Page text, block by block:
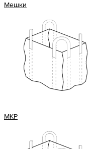
Мешки
МКР